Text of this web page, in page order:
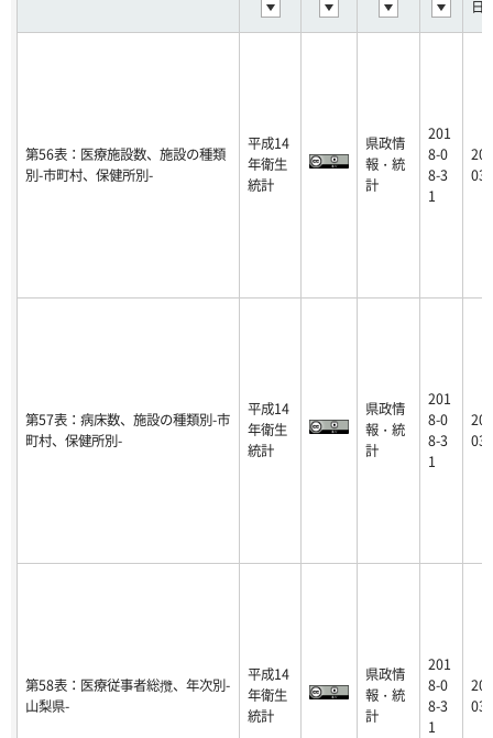
日
第56表：医療施設数、施設の種類
別-市町村、保健所別-
平成14
年衛生
統計
県政情
報・統
計
201
8-0
8-3
1
第57表：病床数、施設の種類別-市
町村、保健所別-
平成14
年衛生
統計
県政情
報・統
計
201
8-0
8-3
1
第58表：医療従事者総攬、年次別-
山梨県-
平成14
年衛生
統計
県政情
報・統
計
201
8-0
8-3
1